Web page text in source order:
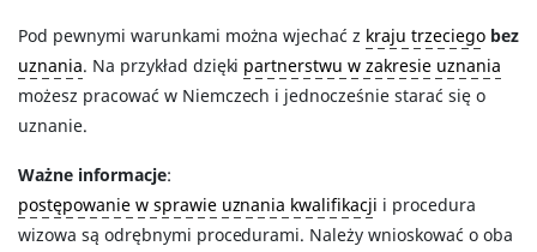
Pod pewnymi warunkami można wjechać z kraju trzeciego bez
uznania. Na przykład dzięki partnerstwu w zakresie uznania
możesz pracować w Niemczech i jednocześnie starać się o
uznanie.
Ważne informacje:
postępowanie w sprawie uznania kwalifikacji i procedura
wizowa są odrębnymi procedurami. Należy wnioskować o oba